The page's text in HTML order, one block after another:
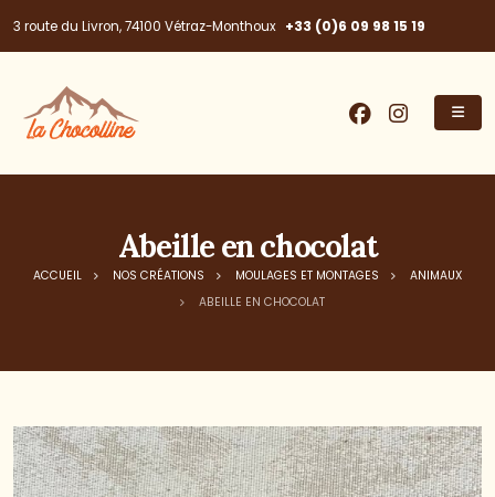
3 route du Livron, 74100 Vétraz-Monthoux +33 (0)6 09 98 15 19
Abeille en chocolat
ACCUEIL NOS CRÉATIONS MOULAGES ET MONTAGES
ANIMAUX
ABEILLE EN CHOCOLAT